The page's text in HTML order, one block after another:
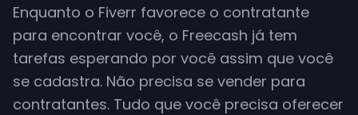
Enquanto o Fiverr favorece o contratante
para encontrar você, o Freecash já tem
tarefas esperando por você assim que você
se cadastra. Não precisa se vender para
contratantes. Tudo que você precisa oferecer